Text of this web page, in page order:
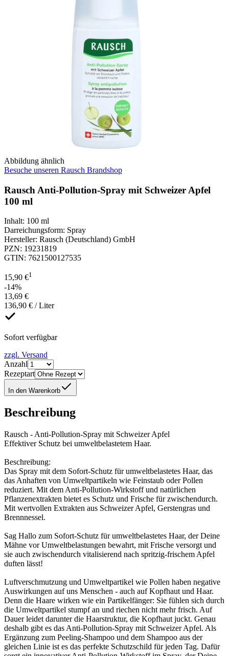
Abbildung ähnlich
Besuche unseren Rausch Brandshop
Rausch Anti-Pollution-Spray mit Schweizer Apfel
100 ml
Inhalt: 100 ml
Darreichungsform: Spray
Hersteller: Rausch (Deutschland) GmbH
PZN: 19231819
GTIN: 7621500127535
15,90 €1
-14%
13,69 €
136,90 € / Liter
Sofort verfügbar
zzgl. Versand
Anzahl
Rezeptart
In den Warenkorb
Beschreibung
Rausch - Anti-Pollution-Spray mit Schweizer Apfel
Effektiver Schutz bei umweltbelastetem Haar.
Beschreibung:
Das Spray mit dem Sofort-Schutz für umweltbelastetes Haar, das
das Anhaften von Umweltpartikeln wie Feinstaub oder Pollen
reduziert. Mit dem Anti-Pollution-Wirkstoff und natürlichen
Pflanzenextrakten bietet es Schutz und Frische für zwischendurch.
Mit wertvollen Extrakten aus Schweizer Apfel, Gerstengras und
Brennnessel.
Sag Hallo zum Sofort-Schutz für umweltbelastetes Haar, der Deine
Mähne vor Umweltbelastungen bewahrt, mit Frische versorgt und
sie auch zwischendurch vitalisierend nach spritzig-frischem Apfel
duften lässt!
Luftverschmutzung und Umweltpartikel wie Pollen haben negative
Auswirkungen auf uns Menschen - auch auf Kopfhaut und Haar.
Denn die Haare wirken wie ein Partikelfänger: Sie fühlen sich durch
die Umweltpartikel stumpf an und riechen nicht mehr frisch. Auf
Dauer leidet darunter die Haarstruktur, die Kopfhaut juckt. Genau
deshalb gibt es das Anti-Pollution-Spray mit Schweizer Apfel. Als
Ergänzung zum Peeling-Shampoo und dem Shampoo aus der
gleichen Linie ist es das perfekte Schutzschild für jeden Tag. Dafür